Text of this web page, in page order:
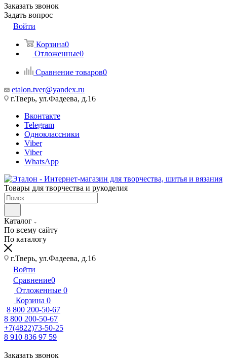
Заказать звонок
Задать вопрос
Войти
Корзина0
Отложенные0
Сравнение товаров0
etalon.tver@yandex.ru
г.Тверь, ул.Фадеева, д.16
Вконтакте
Telegram
Одноклассники
Viber
Viber
WhatsApp
Товары для творчества и рукоделия
Каталог
По всему сайту
По каталогу
г.Тверь, ул.Фадеева, д.16
Войти
Сравнение0
Отложенные 0
Корзина 0
8 800 200-50-67
8 800 200-50-67
+7(4822)73-50-25
8 910 836 97 59
Заказать звонок